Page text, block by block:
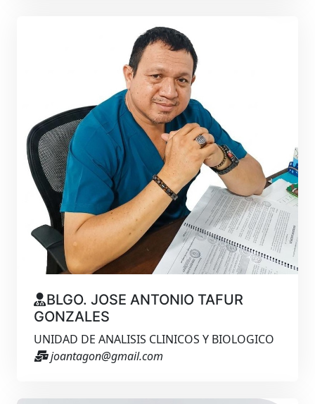
BLGO. JOSE ANTONIO TAFUR
GONZALES
UNIDAD DE ANALISIS CLINICOS Y BIOLOGICO
joantagon@gmail.com